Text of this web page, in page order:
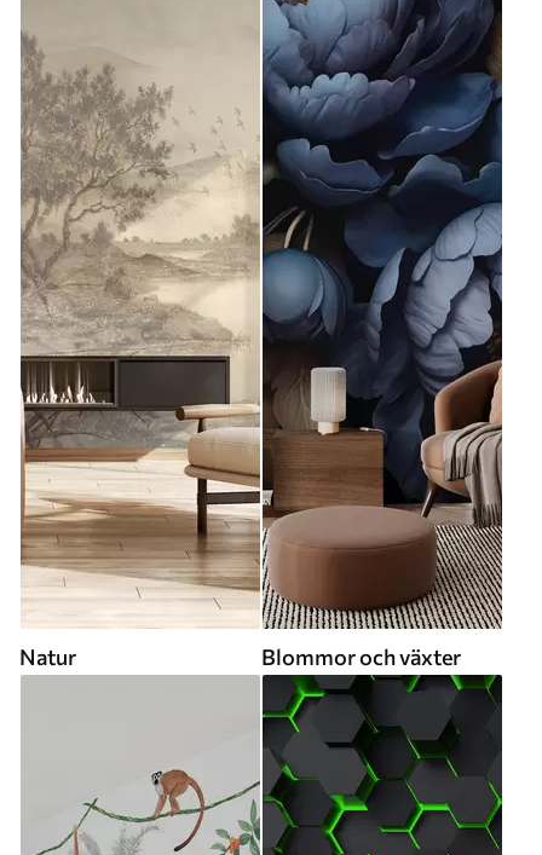
Natur Blommor och växter